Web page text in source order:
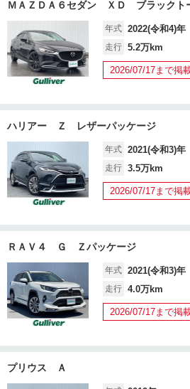
ＭＡＺＤＡ６セダン ＸＤ ブラックト
年式 2022(令和4)年
走行 5.2万km
2026/07/17まで掲
ハリアー Ｚ レザーパッケージ
年式 2021(令和3)年
走行 3.5万km
2026/07/17まで掲
ＲＡＶ４ Ｇ Ｚパッケージ
年式 2021(令和3)年
走行 4.0万km
2026/07/17まで掲
プリウス Ａ